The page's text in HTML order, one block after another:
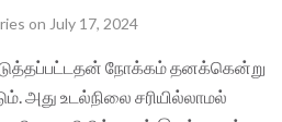
on July 17, 2024
நோக்கம் தனக்கென்று
அது உடல்நிலை சரியில்லாமல்